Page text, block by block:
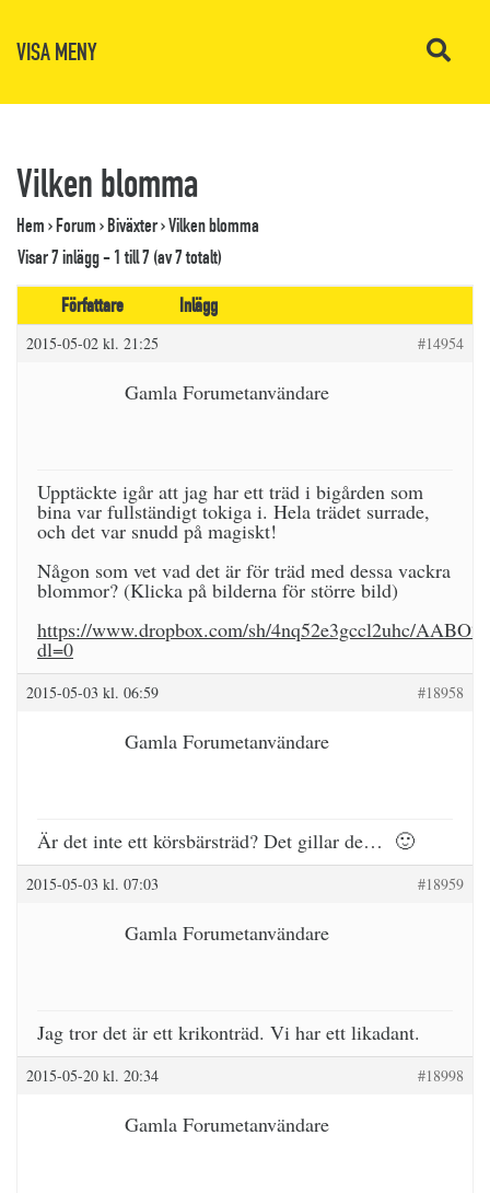
VISA MENY
Vilken blomma
Hem›Forum›Biväxter›Vilken blomma
Visar 7 inlägg - 1 till 7 (av 7 totalt)
Författare
Inlägg
2015-05-02 kl. 21:25 #14954
Gamla Forumetanvändare
Upptäckte igår att jag har ett träd i bigården som
bina var fullständigt tokiga i. Hela trädet surrade,
och det var snudd på magiskt!
Någon som vet vad det är för träd med dessa vackra
blommor? (Klicka på bilderna för större bild)
https://www.dropbox.com/sh/4nq52e3gccl2uhc/
dl=0
2015-05-03 kl. 06:59 #18958
Gamla Forumetanvändare
Är det inte ett körsbärsträd? Det gillar de… 🙂
2015-05-03 kl. 07:03 #18959
Gamla Forumetanvändare
Jag tror det är ett krikonträd. Vi har ett likadant.
2015-05-20 kl. 20:34 #18998
Gamla Forumetanvändare